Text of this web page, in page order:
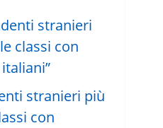
stranieri più
con